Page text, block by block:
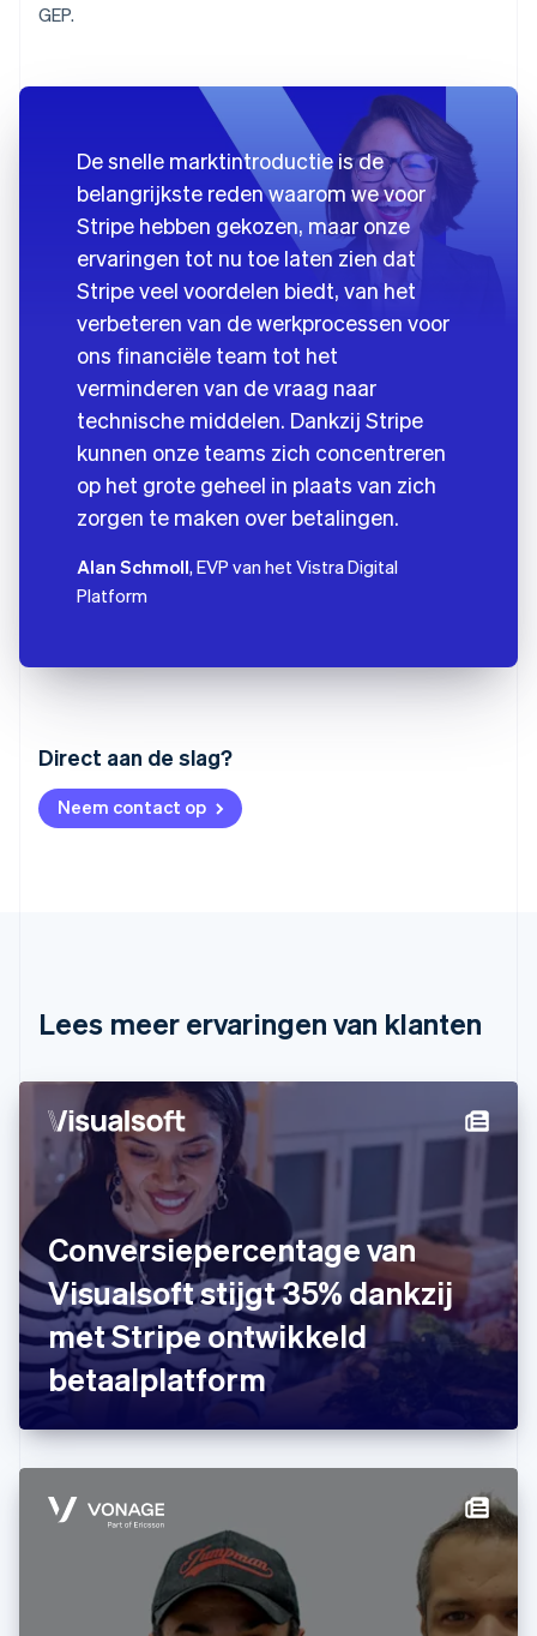
Direct aan de slag?
Neem contact op
GEP.
De snelle marktintroductie is de
belangrijkste reden waarom we voor
Stripe hebben gekozen, maar onze
ervaringen tot nu toe laten zien dat
Stripe veel voordelen biedt, van het
verbeteren van de werkprocessen voor
ons financiële team tot het
verminderen van de vraag naar
technische middelen. Dankzij Stripe
kunnen onze teams zich concentreren
op het grote geheel in plaats van zich
zorgen te maken over betalingen.
Alan Schmoll, EVP van het Vistra Digital
Platform
Lees meer ervaringen van klanten
Conversiepercentage van
Visualsoft stijgt 35% dankzij
met Stripe ontwikkeld
betaalplatform
Australië
English
België
NederlandsFrançais Deutsch
Denemarken
Duitsland
DeutschEnglish
Estland
English
Finland
EnglishSvenska
Frankrijk
FrançaisEnglish
Gibraltar
English
Griekenland
English
Hongarije
Hongkong SAR, China
English
India
English